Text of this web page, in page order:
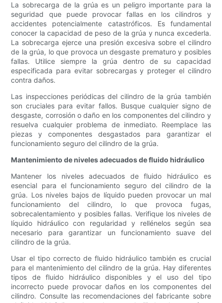
La sobrecarga de la grúa es un peligro importante para la
seguridad que puede provocar fallas en los cilindros y
accidentes potencialmente catastróficos. Es fundamental
conocer la capacidad de peso de la grúa y nunca excederla.
La sobrecarga ejerce una presión excesiva sobre el cilindro
de la grúa, lo que provoca un desgaste prematuro y posibles
fallas. Utilice siempre la grúa dentro de su capacidad
especificada para evitar sobrecargas y proteger el cilindro
contra daños.
Las inspecciones periódicas del cilindro de la grúa también
son cruciales para evitar fallos. Busque cualquier signo de
desgaste, corrosión o daño en los componentes del cilindro y
resuelva cualquier problema de inmediato. Reemplace las
piezas y componentes desgastados para garantizar el
funcionamiento seguro del cilindro de la grúa.
Mantenimiento de niveles adecuados de fluido hidráulico
Mantener los niveles adecuados de fluido hidráulico es
esencial para el funcionamiento seguro del cilindro de la
grúa. Los niveles bajos de líquido pueden provocar un mal
funcionamiento del cilindro, lo que provoca fugas,
sobrecalentamiento y posibles fallas. Verifique los niveles de
líquido hidráulico con regularidad y rellénelos según sea
necesario para garantizar un funcionamiento suave del
cilindro de la grúa.
Usar el tipo correcto de fluido hidráulico también es crucial
para el mantenimiento del cilindro de la grúa. Hay diferentes
tipos de fluido hidráulico disponibles y el uso del tipo
incorrecto puede provocar daños en los componentes del
cilindro. Consulte las recomendaciones del fabricante sobre